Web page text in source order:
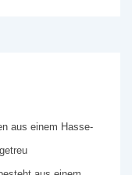
aus einem Hasse-